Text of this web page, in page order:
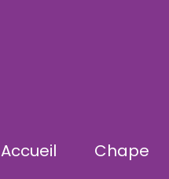
Accueil Chape